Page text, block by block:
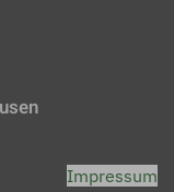
Impressum